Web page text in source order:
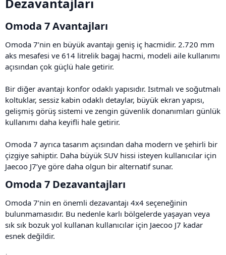
Dezavantajları​
Omoda 7 Avantajları​
Omoda 7’nin en büyük avantajı geniş iç hacmidir. 2.720 mm
aks mesafesi ve 614 litrelik bagaj hacmi, modeli aile kullanımı
açısından çok güçlü hale getirir.
Bir diğer avantajı konfor odaklı yapısıdır. Isıtmalı ve soğutmalı
koltuklar, sessiz kabin odaklı detaylar, büyük ekran yapısı,
gelişmiş görüş sistemi ve zengin güvenlik donanımları günlük
kullanımı daha keyifli hale getirir.
Omoda 7 ayrıca tasarım açısından daha modern ve şehirli bir
çizgiye sahiptir. Daha büyük SUV hissi isteyen kullanıcılar için
Jaecoo J7’ye göre daha olgun bir alternatif sunar.
Omoda 7 Dezavantajları​
Omoda 7’nin en önemli dezavantajı 4x4 seçeneğinin
bulunmamasıdır. Bu nedenle karlı bölgelerde yaşayan veya
sık sık bozuk yol kullanan kullanıcılar için Jaecoo J7 kadar
esnek değildir.